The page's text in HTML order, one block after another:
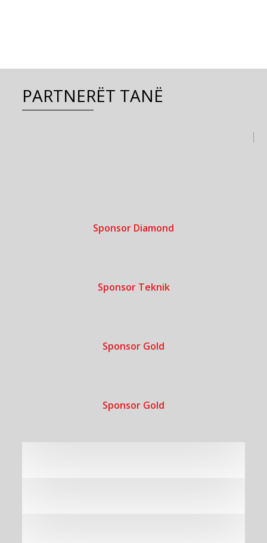
PARTNERËT TANË
Sponsor Diamond
Sponsor Teknik
Sponsor Gold
Sponsor Gold